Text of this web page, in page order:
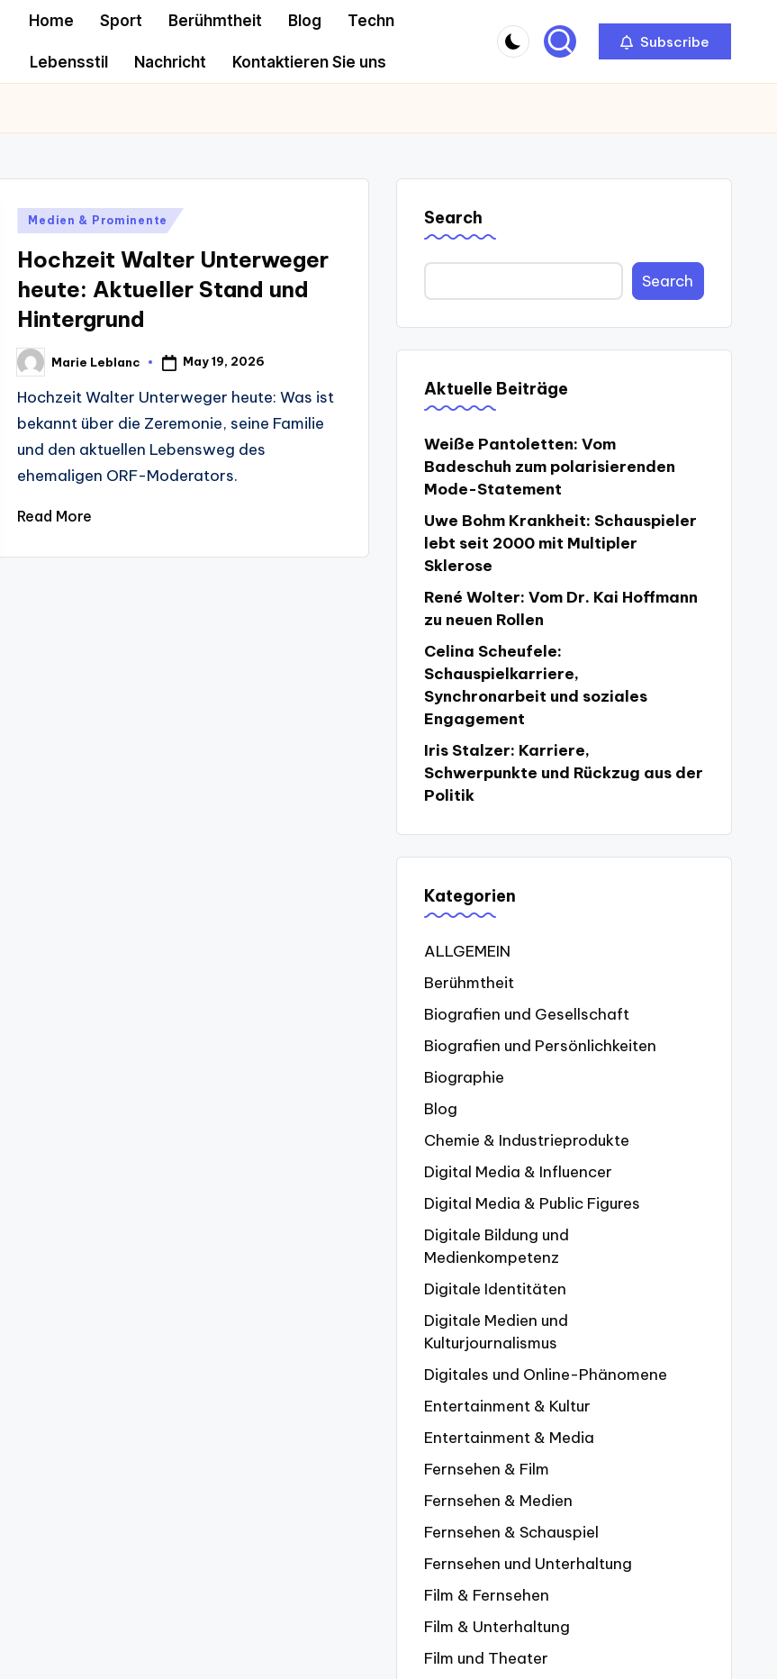
Home Sport Berühmtheit Blog Techn
Lebensstil Nachricht Kontaktieren Sie uns
Subscribe
Posted
Medien & Prominente
Hochzeit Walter Unterweger
heute: Aktueller Stand und
Hintergrund
Posted
by
Marie Leblanc May 19, 2026
Hochzeit Walter Unterweger heute: Was ist
bekannt über die Zeremonie, seine Familie
und den aktuellen Lebensweg des
ehemaligen ORF-Moderators.
Read More
Search
Search
Aktuelle Beiträge
Weiße Pantoletten: Vom
Badeschuh zum polarisierenden
Mode-Statement
Uwe Bohm Krankheit: Schauspieler
lebt seit 2000 mit Multipler
Sklerose
René Wolter: Vom Dr. Kai Hoffmann
zu neuen Rollen
Celina Scheufele:
Schauspielkarriere,
Synchronarbeit und soziales
Engagement
Iris Stalzer: Karriere,
Schwerpunkte und Rückzug aus der
Politik
Kategorien
ALLGEMEIN
Berühmtheit
Biografien und Gesellschaft
Biografien und Persönlichkeiten
Biographie
Blog
Chemie & Industrieprodukte
Digital Media & Influencer
Digital Media & Public Figures
Digitale Bildung und
Medienkompetenz
Digitale Identitäten
Digitale Medien und
Kulturjournalismus
Digitales und Online-Phänomene
Entertainment & Kultur
Entertainment & Media
Fernsehen & Film
Fernsehen & Medien
Fernsehen & Schauspiel
Fernsehen und Unterhaltung
Film & Fernsehen
Film & Unterhaltung
Film und Theater